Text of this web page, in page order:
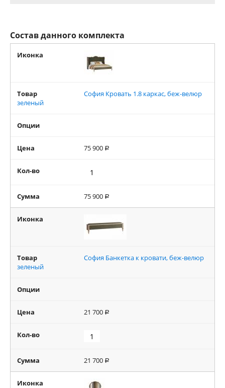
Состав данного комплекта
Иконка
Товар
София Кровать 1.8 каркас, беж-велюр
зеленый
Опции
Цена 75 900 Р
Кол-во
Сумма 75 900 Р
Иконка
Товар
София Банкетка к кровати, беж-велюр
зеленый
Опции
Цена 21 700 Р
Кол-во
Сумма 21 700 Р
Иконка